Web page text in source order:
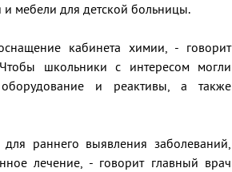
мебели для детской больницы.
кабинета химии, - говорит
школьники с интересом могли
оборудование и реактивы, а также
раннего выявления заболеваний,
лечение, - говорит главный врач